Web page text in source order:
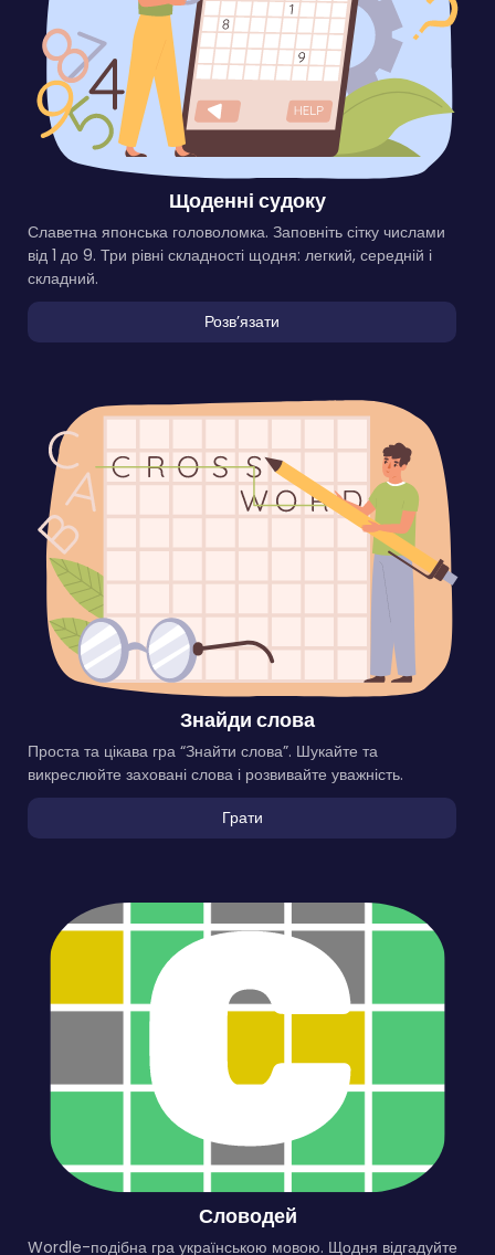
Щоденні судоку
Славетна японська головоломка. Заповніть сітку числами
від 1 до 9. Три рівні складності щодня: легкий, середній і
складний.
Розвʼязати
Знайди слова
Проста та цікава гра “Знайти слова”. Шукайте та
викреслюйте заховані слова і розвивайте уважність.
Грати
Словодей
Wordle-подібна гра українською мовою. Щодня відгадуйте